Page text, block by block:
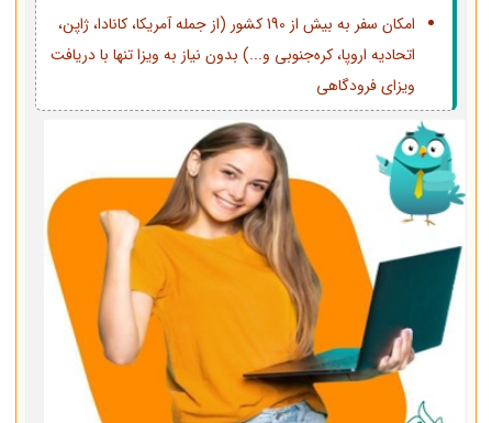
امکان سفر به بیش از 190 کشور (از جمله آمریکا، کانادا، ژاپن،
اتحادیه اروپا، کره‌جنوبی و...) بدون نیاز به ویزا تنها با دریافت
ویزای فرودگاهی